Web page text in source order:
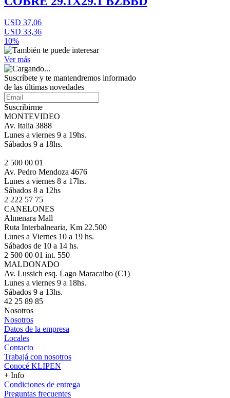
USD 37,06
USD 33,36
10%
Ver más
Suscríbete y te mantendremos informado
de las últimas novedades
Suscribirme
MONTEVIDEO
Av. Italia 3888
Lunes a viernes 9 a 19hs.
Sábados 9 a 18hs.
2 500 00 01
Av. Pedro Mendoza 4676
Lunes a viernes 8 a 17hs.
Sábados 8 a 12hs
2 222 57 75
CANELONES
Almenara Mall
Ruta Interbalnearia, Km 22.500
Lunes a Viernes 10 a 19 hs.
Sábados de 10 a 14 hs.
2 500 00 01 int. 550
MALDONADO
Av. Lussich esq. Lago Maracaibo (C1)
Lunes a viernes 9 a 18hs.
Sábados 9 a 13hs.
42 25 89 85
Nosotros
Nosotros
Datos de la empresa
Locales
Contacto
Trabajá con nosotros
Conocé KLIPEN
+ Info
Condiciones de entrega
Preguntas frecuentes